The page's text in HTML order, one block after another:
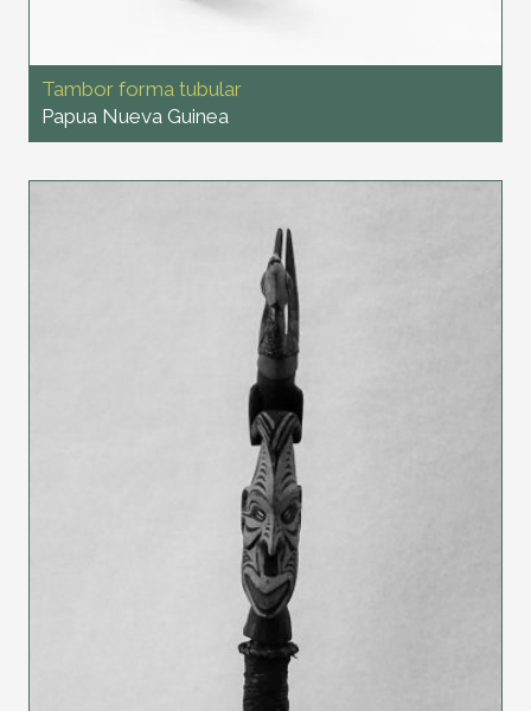
Tambor forma tubular
Papua Nueva Guinea